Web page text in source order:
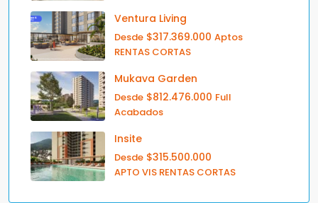
Ventura Living
Desde $317.369.000 Aptos
RENTAS CORTAS
Mukava Garden
Desde $812.476.000 Full
Acabados
Insite
Desde $315.500.000
APTO VIS RENTAS CORTAS